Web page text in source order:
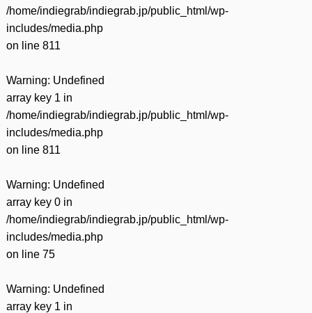
/home/indiegrab/indiegrab.jp/public_html/wp-
includes/media.php
on line 811
Warning: Undefined
array key 1 in
/home/indiegrab/indiegrab.jp/public_html/wp-
includes/media.php
on line 811
Warning: Undefined
array key 0 in
/home/indiegrab/indiegrab.jp/public_html/wp-
includes/media.php
on line 75
Warning: Undefined
array key 1 in